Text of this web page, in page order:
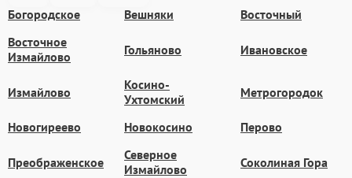
Богородское Вешняки
Восточный
Восточное
Измайлово
Гольяново Ивановское
Измайлово
Косино-
Ухтомский
Метрогородок
Новогиреево Новокосино Перово
Преображенское
Северное
Измайлово
Соколиная Гора